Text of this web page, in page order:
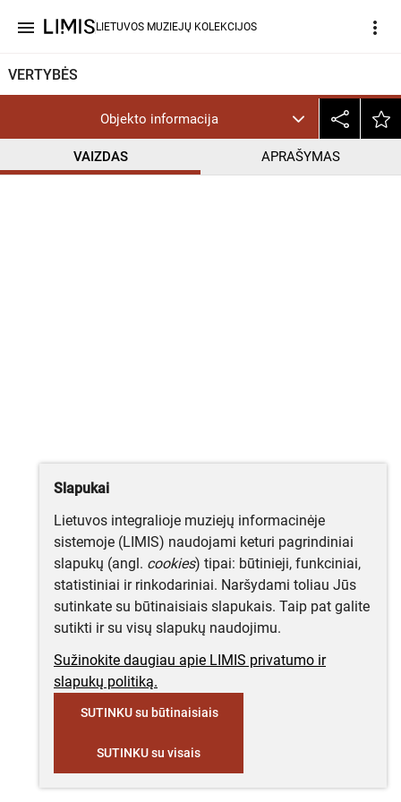
menu LIETUVOS MUZIEJŲ KOLEKCIJOS more_vert
VERTYBĖS
Objekto informacija
VAIZDAS APRAŠYMAS
Slapukai
Lietuvos integralioje muziejų informacinėje
sistemoje (LIMIS) naudojami keturi pagrindiniai
slapukų (angl. cookies) tipai: būtinieji, funkciniai,
statistiniai ir rinkodariniai. Naršydami toliau Jūs
sutinkate su būtinaisiais slapukais. Taip pat galite
sutikti ir su visų slapukų naudojimu.
Sužinokite daugiau apie LIMIS privatumo ir
slapukų politiką.
SUTINKU su būtinaisiais
SUTINKU su visais